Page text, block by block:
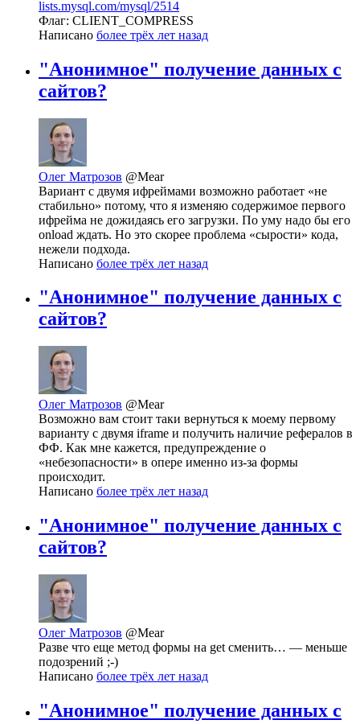
lists.mysql.com/mysql/2514
Флаг: CLIENT_COMPRESS
Написано более трёх лет назад
"Анонимное" получение данных с
сайтов?
Олег Матрозов @Mear
Вариант с двумя ифреймами возможно работает «не
стабильно» потому, что я изменяю содержимое первого
ифрейма не дожидаясь его загрузки. По уму надо бы его
onload ждать. Но это скорее проблема «сырости» кода,
нежели подхода.
Написано более трёх лет назад
"Анонимное" получение данных с
сайтов?
Олег Матрозов @Mear
Возможно вам стоит таки вернуться к моему первому
варианту с двумя iframe и получить наличие рефералов в
ФФ. Как мне кажется, предупреждение о
«небезопасности» в опере именно из-за формы
происходит.
Написано более трёх лет назад
"Анонимное" получение данных с
сайтов?
Олег Матрозов @Mear
Разве что еще метод формы на get сменить… — меньше
подозрений ;-)
Написано более трёх лет назад
"Анонимное" получение данных с